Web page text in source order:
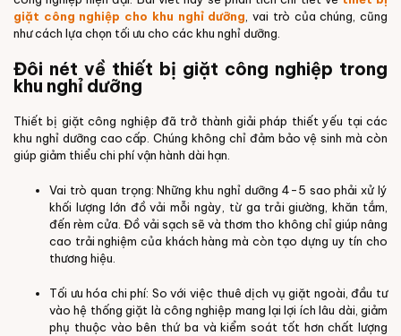
giặt công nghiệp cho khu nghỉ dưỡng , vai trò của chúng, cũng
như cách lựa chọn tối ưu cho các khu nghỉ dưỡng.
Đôi nét về thiết bị giặt công nghiệp trong
khu nghỉ dưỡng
Thiết bị giặt công nghiệp đã trở thành giải pháp thiết yếu tại các
khu nghỉ dưỡng cao cấp. Chúng không chỉ đảm bảo vệ sinh mà còn
giúp giảm thiểu chi phí vận hành dài hạn.
Vai trò quan trọng: Những khu nghỉ dưỡng 4-5 sao phải xử lý
khối lượng lớn đồ vải mỗi ngày, từ ga trải giường, khăn tắm,
đến rèm cửa. Đồ vải sạch sẽ và thơm tho không chỉ giúp nâng
cao trải nghiệm của khách hàng mà còn tạo dựng uy tín cho
thương hiệu.
Tối ưu hóa chi phí: So với việc thuê dịch vụ giặt ngoài, đầu tư
vào hệ thống giặt là công nghiệp mang lại lợi ích lâu dài, giảm
phụ thuộc vào bên thứ ba và kiểm soát tốt hơn chất lượng